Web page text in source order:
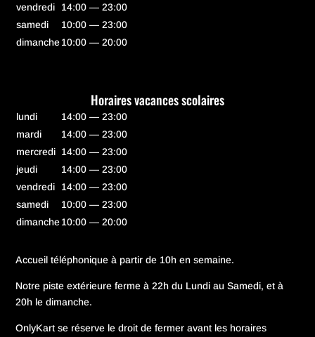
vendredi
14:00 — 23:00
samedi
10:00 — 23:00
dimanche10:00 — 20:00
Horaires vacances scolaires
lundi
14:00 — 23:00
mardi
14:00 — 23:00
mercredi 14:00 — 23:00
jeudi
14:00 — 23:00
vendredi
14:00 — 23:00
samedi
10:00 — 23:00
dimanche10:00 — 20:00
Accueil téléphonique à partir de 10h en semaine.
Notre piste extérieure ferme à 22h du Lundi au Samedi, et à
20h le dimanche.
OnlyKart se réserve le droit de fermer avant les horaires